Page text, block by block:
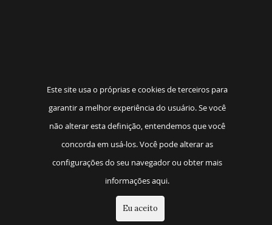
Este site usa o próprias e cookies de terceiros para
garantir a melhor experiência do usuário. Se você
não alterar esta definição, entendemos que você
concorda em usá-los. Você pode alterar as
configurações do seu navegador ou obter mais
informações aqui.
Eu aceito